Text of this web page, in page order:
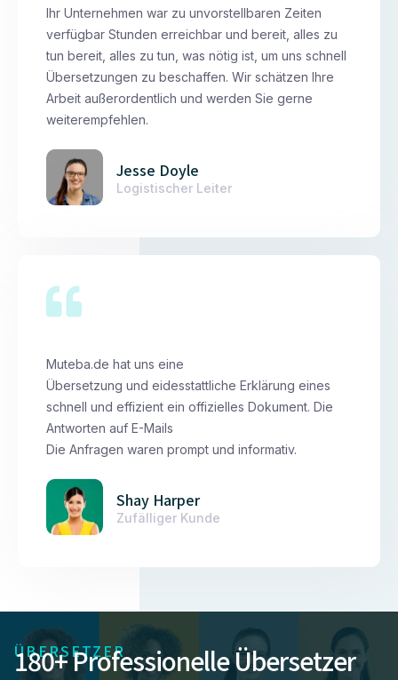
Ihr Unternehmen war zu unvorstellbaren Zeiten
verfügbar Stunden erreichbar und bereit, alles zu
tun bereit, alles zu tun, was nötig ist, um uns schnell
Übersetzungen zu beschaffen. Wir schätzen Ihre
Arbeit außerordentlich und werden Sie gerne
weiterempfehlen.
Jesse Doyle
Logistischer Leiter
Muteba.de hat uns eine
Übersetzung und eidesstattliche Erklärung eines
schnell und effizient ein offizielles Dokument. Die
Antworten auf E-Mails
Die Anfragen waren prompt und informativ.
Shay Harper
Zufälliger Kunde
ÜBERSETZER
180+ Professionelle Übersetzer